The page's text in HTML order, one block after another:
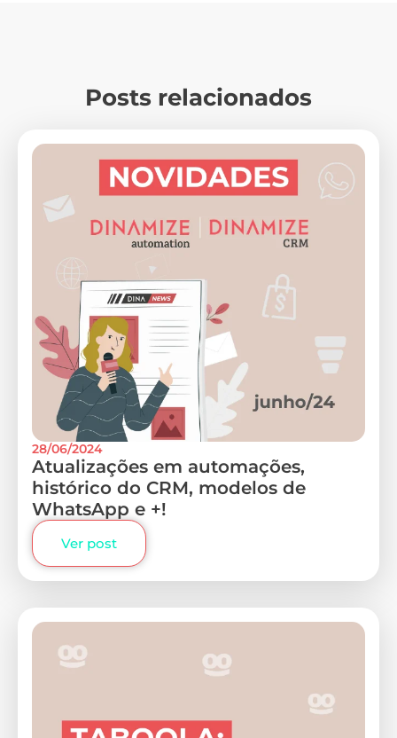
Posts relacionados
28/06/2024
Atualizações em automações,
histórico do CRM, modelos de
WhatsApp e +!
Ver post